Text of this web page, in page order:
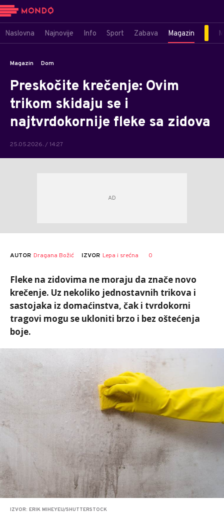
Naslovna Najnovije Info Sport Zabava Magazin
Magazin Dom
Preskočite krečenje: Ovim
trikom skidaju se i
najtvrdokornije fleke sa zidova
25.05.2026. / 14:27
AUTOR Dragana Božić IZVOR Lepa i srećna 0
Fleke na zidovima ne moraju da znače novo
krečenje. Uz nekoliko jednostavnih trikova i
sastojaka iz domaćinstva, čak i tvrdokorni
tragovi mogu se ukloniti brzo i bez oštećenja
boje.
IZVOR: ERIK MIHEYEU/SHUTTERSTOCK